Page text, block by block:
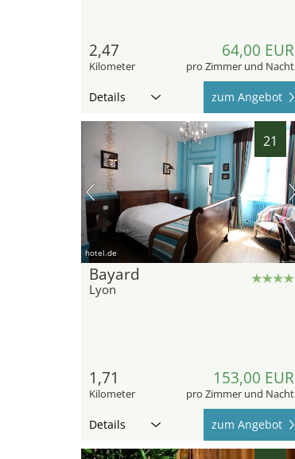
2,47
Kilometer
64,00 EUR
pro Zimmer und Nacht
Details zum Angebot
21
hotel.de
Bayard
Lyon
1,71
Kilometer
153,00 EUR
pro Zimmer und Nacht
Details zum Angebot